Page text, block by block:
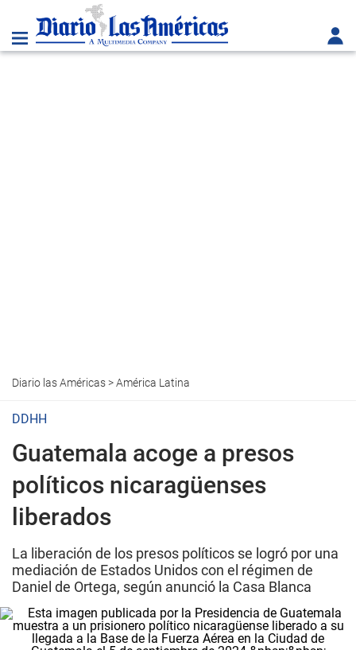
Diario las Américas>América Latina
DDHH
Guatemala acoge a presos
políticos nicaragüenses
liberados
La liberación de los presos políticos se logró por una
mediación de Estados Unidos con el régimen de
Daniel de Ortega, según anunció la Casa Blanca